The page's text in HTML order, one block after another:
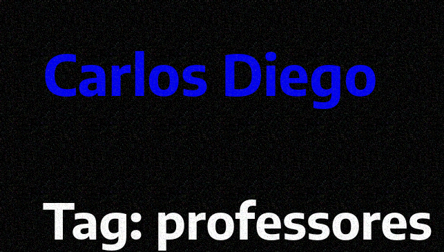
Pular
para
o
conteúdo
Carlos Diego
Tag:professores